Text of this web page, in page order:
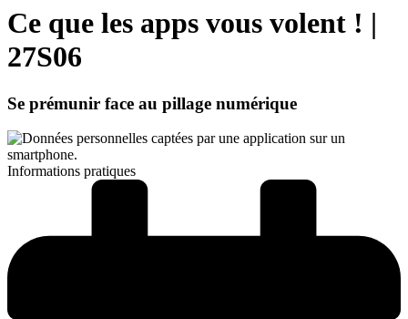
Ce que les apps vous volent ! |
27S06
Se prémunir face au pillage numérique
Informations pratiques